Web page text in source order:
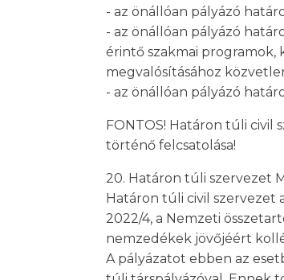
- az önállóan pályázó
- az önállóan pályázó
érintő szakmai programok,
megvalósításához
- az önállóan pályázó
FONTOS! Határon túli civil
történő felcsatolása!
20. Határon túli szervezet
Határon túli civil szervezet
2022/4, a Nemzeti
nemzedékek jövőjéért
A pályázatot ebben az